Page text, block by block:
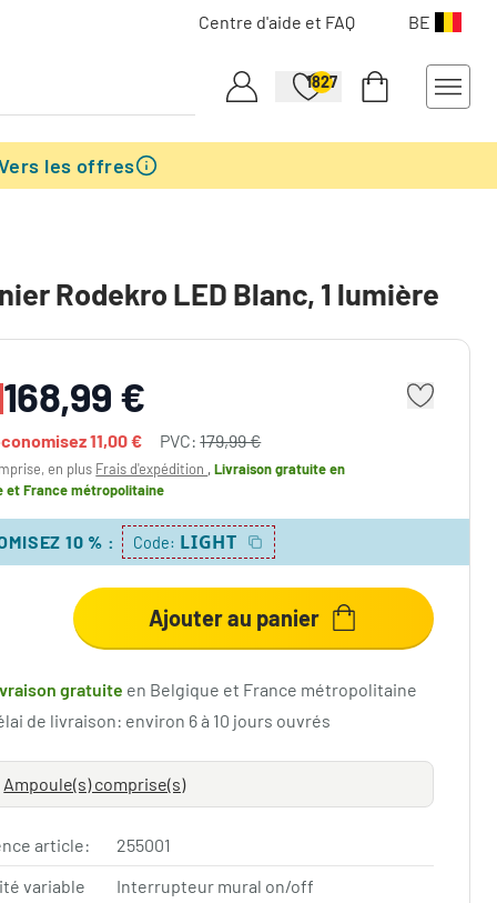
Centre d'aide et FAQ BE
1827
les offres
Rodekro LED Blanc, 1 lumière
168,99 €
11,00 € PVC:179,99 €
en plus Frais d'expédition ,Livraison gratuiteen
et France métropolitaine
10 % : Code: LIGHT
Ajouter au panier
gratuite en Belgique et France métropolitaine
de livraison: environ 6 à 10 jours ouvrés
Ampoule(s) comprise(s)
article:
255001
variable
Interrupteur mural on/off